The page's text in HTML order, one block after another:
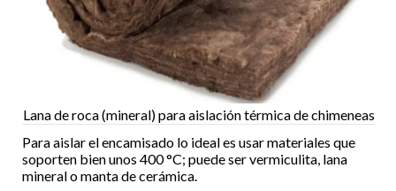
Lana de roca (mineral) para aislación térmica de chimeneas
Para aislar el encamisado lo ideal es usar materiales que
soporten bien unos 400 °C; puede ser vermiculita, lana
mineral o manta de cerámica.